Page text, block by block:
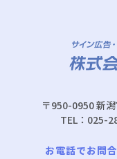
〒950-0950 新
TEL：025-
お電話でお問